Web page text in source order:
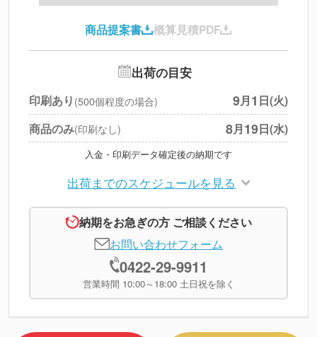
印刷代
北海道・沖縄・離島 別途
円
※上記小計は税別です
商品提案書 概算見積PDF
出荷の目安
印刷あり (500個程度の場合) 9月1 日(火)
商品のみ(印刷なし) 8月19日(水)
入金・印刷データ確定後の納期です
出荷までのスケジュールを見る
納期をお急ぎの方 ご相談ください
お問い合わせフォーム
0422-29-9911
営業時間 10:00～18:00 土日祝を除く